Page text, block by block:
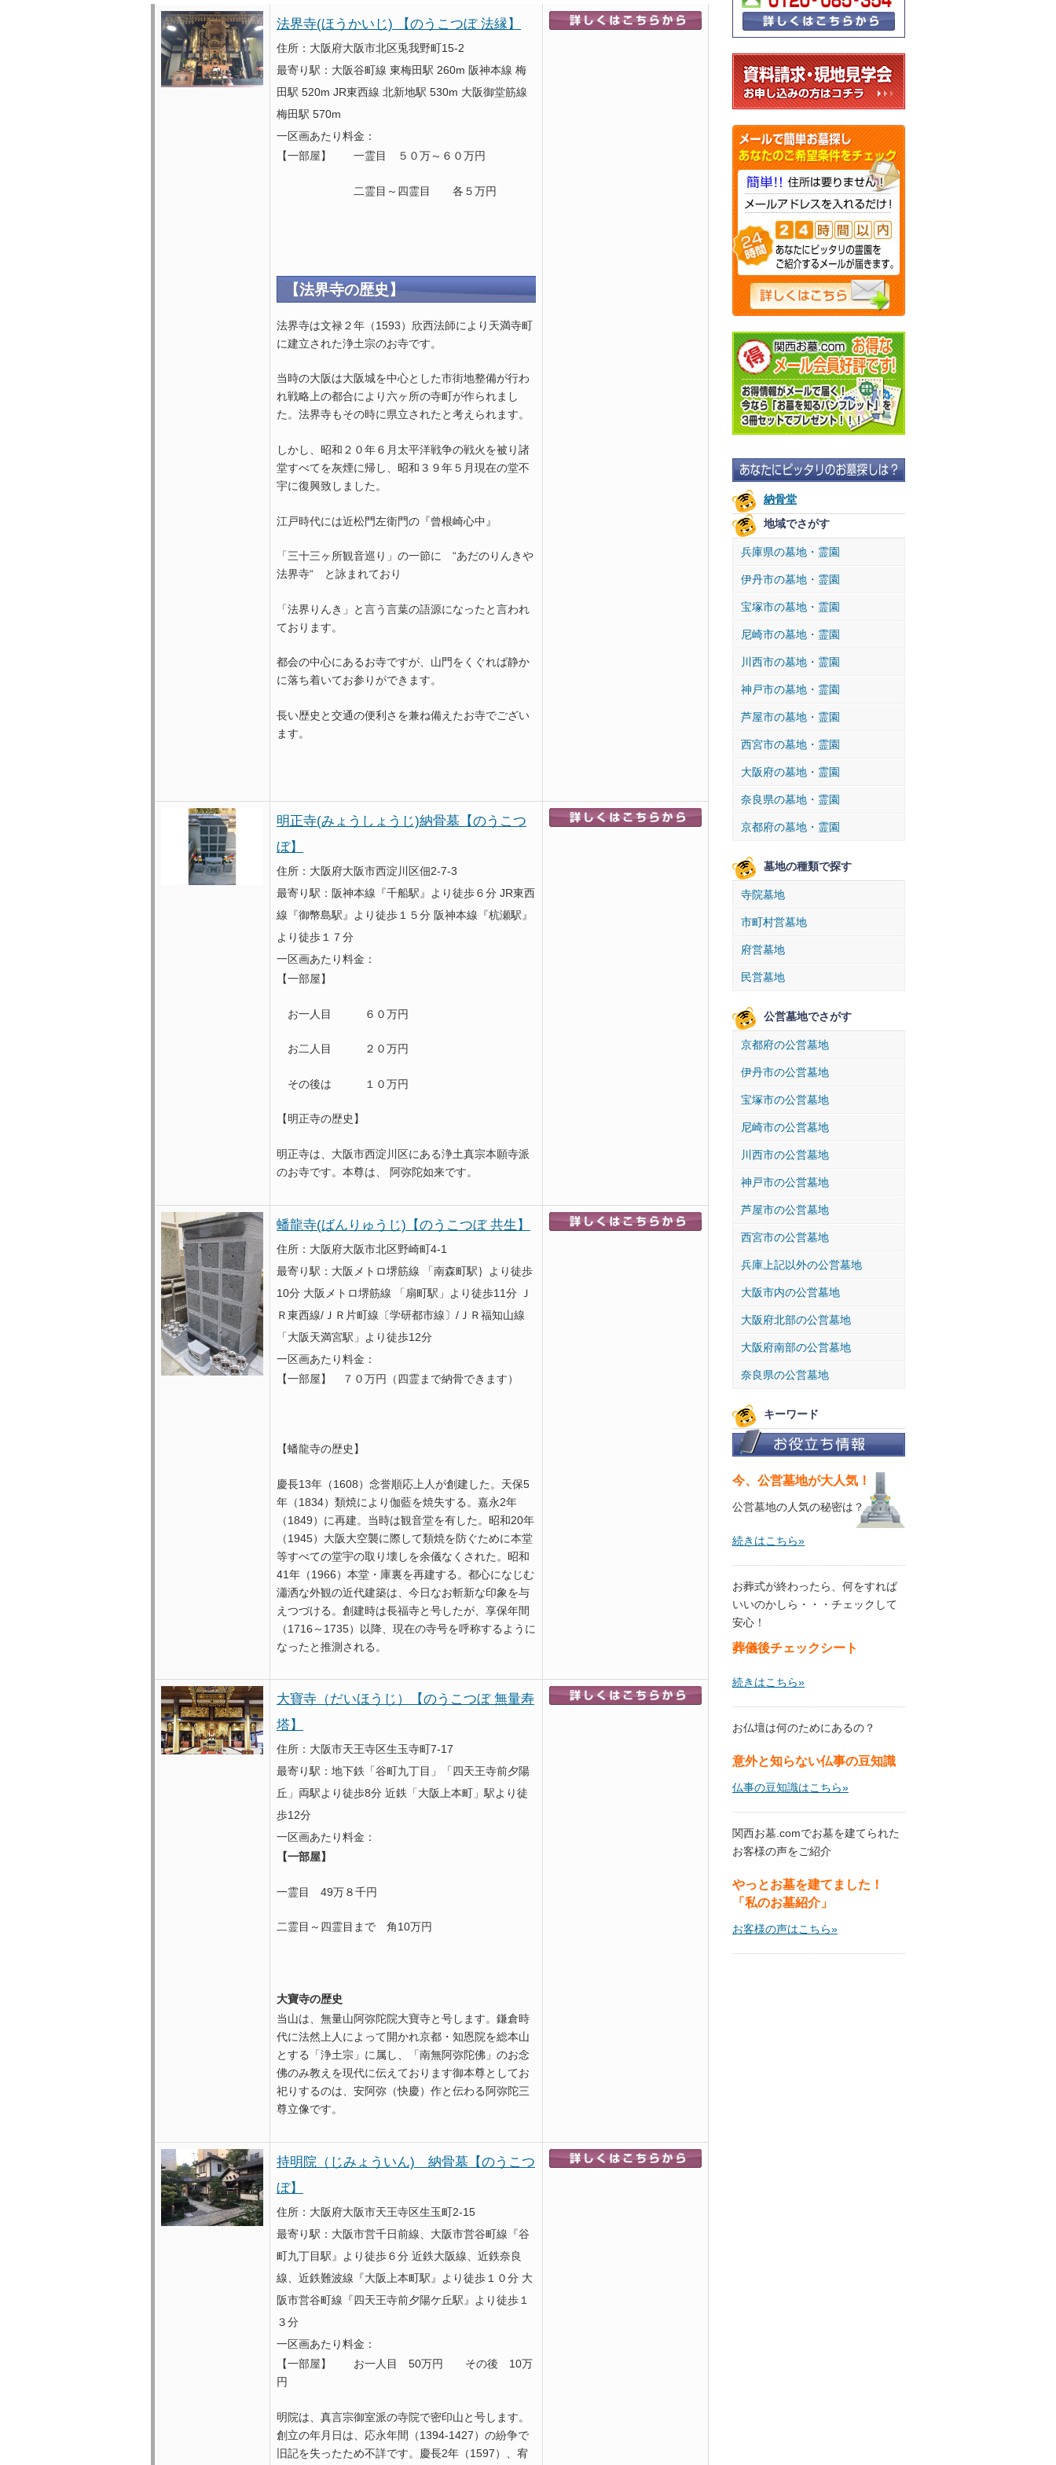
法界寺(ほうかいじ) 【のうこつぼ 法縁】
住所：大阪府大阪市北区兎我野町15-2
最寄り駅：大阪谷町線 東梅田駅 260m 阪神本線 梅
田駅 520m JR東西線 北新地駅 530m 大阪御堂筋線
梅田駅 570m
一区画あたり料金：
【一部屋】 一霊目 ５０万～６０万円
二霊目～四霊目 各５万円
【法界寺の歴史】
法界寺は文禄２年（1593）欣西法師により天満寺町
に建立された浄土宗のお寺です。
当時の大阪は大阪城を中心とした市街地整備が行わ
れ戦略上の都合により六ヶ所の寺町が作られまし
た。法界寺もその時に県立されたと考えられます。
しかし、昭和２０年６月太平洋戦争の戦火を被り諸
堂すべてを灰煙に帰し、昭和３９年５月現在の堂不
宇に復興致しました。
江戸時代には近松門左衛門の『曾根崎心中』
「三十三ヶ所観音巡り」の一節に “あだのりんきや
法界寺“ と詠まれており
「法界りんき」と言う言葉の語源になったと言われ
ております。
都会の中心にあるお寺ですが、山門をくぐれば静か
に落ち着いてお参りができます。
長い歴史と交通の便利さを兼ね備えたお寺でござい
ます。
明正寺(みょうしょうじ)納骨墓【のうこつ
ぼ】
住所：大阪府大阪市西淀川区佃2-7-3
最寄り駅：阪神本線『千船駅』より徒歩６分 JR東西
線『御幣島駅』より徒歩１５分 阪神本線『杭瀬駅』
より徒歩１７分
一区画あたり料金：
【一部屋】
お一人目 ６０万円
お二人目 ２０万円
その後は １０万円
【明正寺の歴史】
明正寺は、大阪市西淀川区にある浄土真宗本願寺派
のお寺です。本尊は、 阿弥陀如来です。
蟠龍寺(ばんりゅうじ)【のうこつぼ 共生】
住所：大阪府大阪市北区野崎町4-1
最寄り駅：大阪メトロ堺筋線 「南森町駅｝より徒歩
10分 大阪メトロ堺筋線 「扇町駅」より徒歩11分 Ｊ
Ｒ東西線/ＪＲ片町線〔学研都市線〕/ＪＲ福知山線
「大阪天満宮駅」より徒歩12分
一区画あたり料金：
【一部屋】 ７０万円（四霊まで納骨できます）
【蟠龍寺の歴史】
慶長13年（1608）念誉順応上人が創建した。天保5
年（1834）類焼により伽藍を焼失する。嘉永2年
（1849）に再建。当時は観音堂を有した。昭和20年
（1945）大阪大空襲に際して類焼を防ぐために本堂
等すべての堂宇の取り壊しを余儀なくされた。昭和
41年（1966）本堂・庫裏を再建する。都心になじむ
瀟洒な外観の近代建築は、今日なお斬新な印象を与
えつづける。創建時は長福寺と号したが、享保年間
（1716～1735）以降、現在の寺号を呼称するように
なったと推測される。
大寶寺（だいほうじ）【のうこつぼ 無量寿
塔】
住所：大阪市天王寺区生玉寺町7-17
最寄り駅：地下鉄「谷町九丁目」「四天王寺前夕陽
丘」両駅より徒歩8分 近鉄「大阪上本町」駅より徒
歩12分
一区画あたり料金：
【一部屋】
一霊目 49万８千円
二霊目～四霊目まで 角10万円
大寶寺の歴史
当山は、無量山阿弥陀院大寶寺と号します。鎌倉時
代に法然上人によって開かれ京都・知恩院を総本山
とする「浄土宗」に属し、「南無阿弥陀佛」のお念
佛のみ教えを現代に伝えております御本尊としてお
祀りするのは、安阿弥（快慶）作と伝わる阿弥陀三
尊立像です。
持明院（じみょういん) 納骨墓【のうこつ
ぼ】
住所：大阪府大阪市天王寺区生玉町2-15
最寄り駅：大阪市営千日前線、大阪市営谷町線『谷
町九丁目駅』より徒歩６分 近鉄大阪線、近鉄奈良
線、近鉄難波線『大阪上本町駅』より徒歩１０分 大
阪市営谷町線『四天王寺前夕陽ケ丘駅』より徒歩１
３分
一区画あたり料金：
【一部屋】 お一人目 50万円 その後 10万
円
明院は、真言宗御室派の寺院で密印山と号します。
創立の年月日は、応永年間（1394-1427）の紛争で
旧記を失ったため不詳です。慶長2年（1597）、宥
納骨堂
地域でさがす
兵庫県の墓地・霊園
伊丹市の墓地・霊園
宝塚市の墓地・霊園
尼崎市の墓地・霊園
川西市の墓地・霊園
神戸市の墓地・霊園
芦屋市の墓地・霊園
西宮市の墓地・霊園
大阪府の墓地・霊園
奈良県の墓地・霊園
京都府の墓地・霊園
墓地の種類で探す
寺院墓地
市町村営墓地
府営墓地
民営墓地
公営墓地でさがす
京都府の公営墓地
伊丹市の公営墓地
宝塚市の公営墓地
尼崎市の公営墓地
川西市の公営墓地
神戸市の公営墓地
芦屋市の公営墓地
西宮市の公営墓地
兵庫上記以外の公営墓地
大阪市内の公営墓地
大阪府北部の公営墓地
大阪府南部の公営墓地
奈良県の公営墓地
キーワード
今、公営墓地が大人気！
公営墓地の人気の秘密は？
続きはこちら»
お葬式が終わったら、何をすれば
いいのかしら・・・チェックして
安心！
葬儀後チェックシート
続きはこちら»
お仏壇は何のためにあるの？
意外と知らない仏事の豆知識
仏事の豆知識はこちら»
関西お墓.comでお墓を建てられた
お客様の声をご紹介
やっとお墓を建てました！
「私のお墓紹介」
お客様の声はこちら»